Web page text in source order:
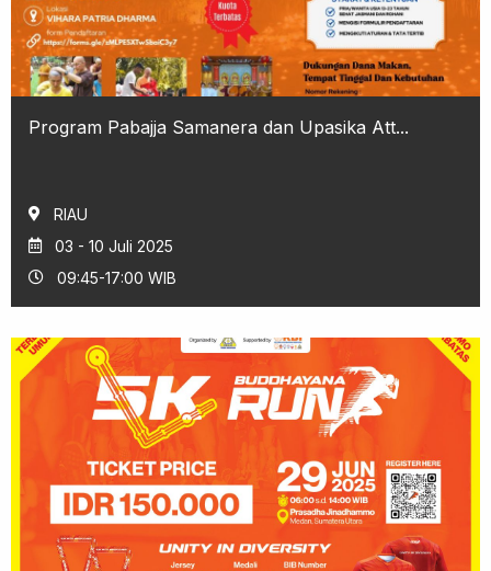
Program Pabajja Samanera dan Upasika Att...
RIAU
03 - 10 Juli 2025
09:45-17:00 WIB